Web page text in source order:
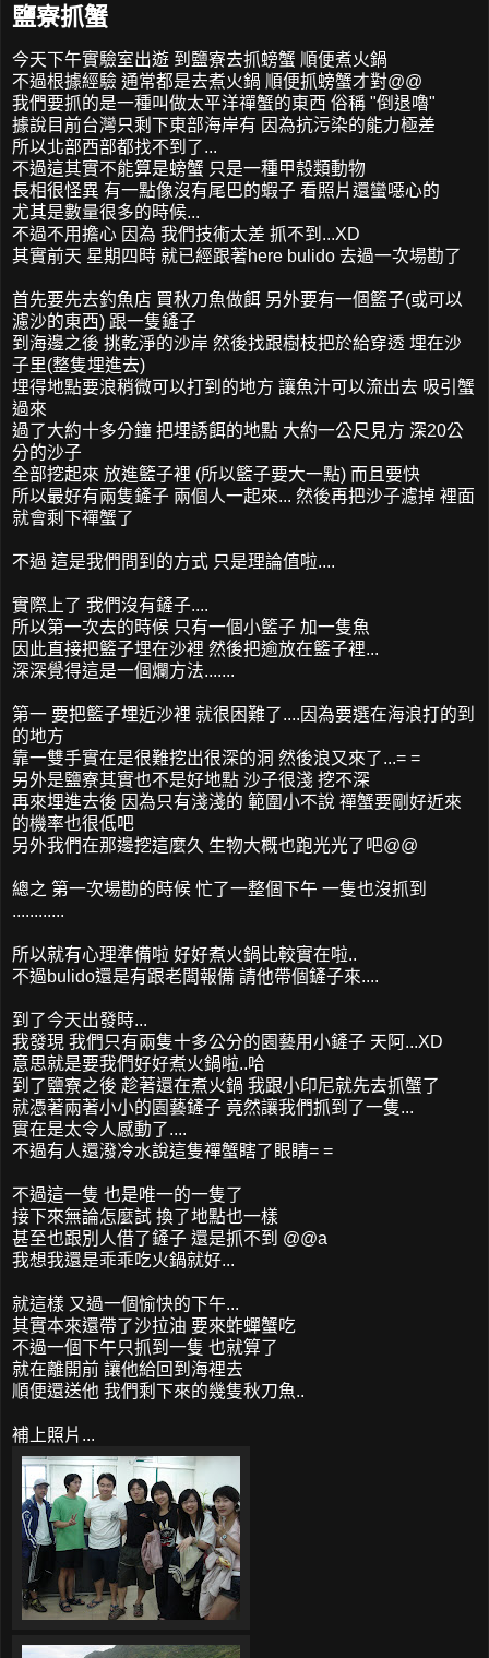
鹽寮抓蟹
今天下午實驗室出遊 到鹽寮去抓螃蟹 順便煮火鍋
不過根據經驗 通常都是去煮火鍋 順便抓螃蟹才對@@
我們要抓的是一種叫做太平洋禪蟹的東西 俗稱 "倒退嚕"
據說目前台灣只剩下東部海岸有 因為抗污染的能力極差
所以北部西部都找不到了...
不過這其實不能算是螃蟹 只是一種甲殼類動物
長相很怪異 有一點像沒有尾巴的蝦子 看照片還蠻噁心的
尤其是數量很多的時候...
不過不用擔心 因為 我們技術太差 抓不到...XD
其實前天 星期四時 就已經跟著here bulido 去過一次場勘了
首先要先去釣魚店 買秋刀魚做餌 另外要有一個籃子(或可以
濾沙的東西) 跟一隻鏟子
到海邊之後 挑乾淨的沙岸 然後找跟樹枝把於給穿透 埋在沙
子里(整隻埋進去)
埋得地點要浪稍微可以打到的地方 讓魚汁可以流出去 吸引蟹
過來
過了大約十多分鐘 把埋誘餌的地點 大約一公尺見方 深20公
分的沙子
全部挖起來 放進籃子裡 (所以籃子要大一點) 而且要快
所以最好有兩隻鏟子 兩個人一起來... 然後再把沙子濾掉 裡面
就會剩下禪蟹了
不過 這是我們問到的方式 只是理論值啦....
實際上了 我們沒有鏟子....
所以第一次去的時候 只有一個小籃子 加一隻魚
因此直接把籃子埋在沙裡 然後把逾放在籃子裡...
深深覺得這是一個爛方法.......
第一 要把籃子埋近沙裡 就很困難了....因為要選在海浪打的到
的地方
靠一雙手實在是很難挖出很深的洞 然後浪又來了...= =
另外是鹽寮其實也不是好地點 沙子很淺 挖不深
再來埋進去後 因為只有淺淺的 範圍小不說 禪蟹要剛好近來
的機率也很低吧
另外我們在那邊挖這麼久 生物大概也跑光光了吧@@
總之 第一次場勘的時候 忙了一整個下午 一隻也沒抓到
............
所以就有心理準備啦 好好煮火鍋比較實在啦..
不過bulido還是有跟老闆報備 請他帶個鏟子來....
到了今天出發時...
我發現 我們只有兩隻十多公分的園藝用小鏟子 天阿...XD
意思就是要我們好好煮火鍋啦..哈
到了鹽寮之後 趁著還在煮火鍋 我跟小印尼就先去抓蟹了
就憑著兩著小小的園藝鏟子 竟然讓我們抓到了一隻...
實在是太令人感動了....
不過有人還潑冷水說這隻禪蟹瞎了眼睛= =
不過這一隻 也是唯一的一隻了
接下來無論怎麼試 換了地點也一樣
甚至也跟別人借了鏟子 還是抓不到 @@a
我想我還是乖乖吃火鍋就好...
就這樣 又過一個愉快的下午...
其實本來還帶了沙拉油 要來蚱蟬蟹吃
不過一個下午只抓到一隻 也就算了
就在離開前 讓他給回到海裡去
順便還送他 我們剩下來的幾隻秋刀魚..
補上照片...